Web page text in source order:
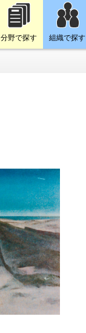
分野で探す 組織で探す